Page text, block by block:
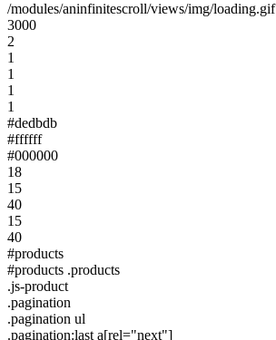
/modules/aninfinitescroll/views/img/loading.gif
3000
2
1
1
1
1
#dedbdb
#ffffff
#000000
18
15
40
15
40
#products
#products .products
.js-product
.pagination
.pagination ul
.pagination:last a[rel="next"]